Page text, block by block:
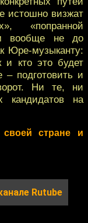
истошно визжат
«попранной
вообще не до
Юре-музыканту:
кто это будет
– подготовить и
Ни те, ни
кандидатов на
стране и
Rutube